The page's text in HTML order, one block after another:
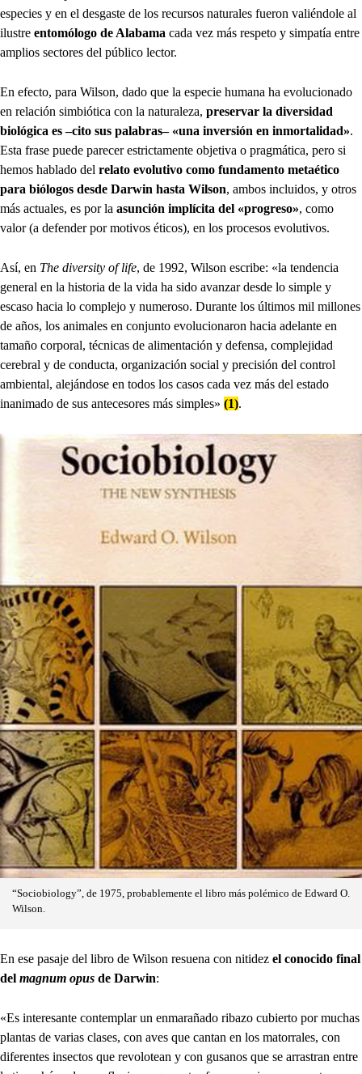
especies y en el desgaste de los recursos naturales fueron valiéndole al
ilustre entomólogo de Alabama cada vez más respeto y simpatía entre
amplios sectores del público lector.
En efecto, para Wilson, dado que la especie humana ha evolucionado
en relación simbiótica con la naturaleza, preservar la diversidad
biológica es –cito sus palabras– «una inversión en inmortalidad».
Esta frase puede parecer estrictamente objetiva o pragmática, pero si
hemos hablado del relato evolutivo como fundamento metaético
para biólogos desde Darwin hasta Wilson, ambos incluidos, y otros
más actuales, es por la asunción implícita del «progreso», como
valor (a defender por motivos éticos), en los procesos evolutivos.
Así, en The diversity of life, de 1992, Wilson escribe: «la tendencia
general en la historia de la vida ha sido avanzar desde lo simple y
escaso hacia lo complejo y numeroso. Durante los últimos mil millones
de años, los animales en conjunto evolucionaron hacia adelante en
tamaño corporal, técnicas de alimentación y defensa, complejidad
cerebral y de conducta, organización social y precisión del control
ambiental, alejándose en todos los casos cada vez más del estado
inanimado de sus antecesores más simples» (1).
“Sociobiology”, de 1975, probablemente el libro más polémico de Edward O.
Wilson.
En ese pasaje del libro de Wilson resuena con nitidez el conocido final
del magnum opus de Darwin:
«Es interesante contemplar un enmarañado ribazo cubierto por muchas
plantas de varias clases, con aves que cantan en los matorrales, con
diferentes insectos que revolotean y con gusanos que se arrastran entre